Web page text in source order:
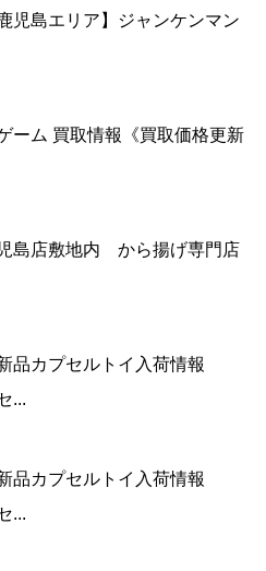
児島エリア】ジャンケンマン
ーム 買取情報《買取価格更新
島店敷地内 から揚げ専門店
品カプセルトイ入荷情報
...
品カプセルトイ入荷情報
...